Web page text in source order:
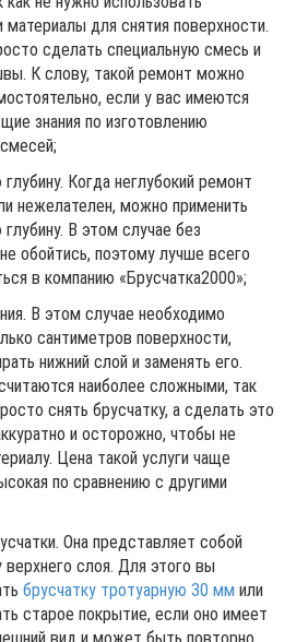
для снятия поверхности.
сделать специальную смесь и
К слову, такой ремонт можно
если у вас имеются
знания по изготовлению
Когда неглубокий ремонт
нежелателен, можно применить
В этом случае без
обойтись, поэтому лучше всего
в компанию «Брусчатка2000»;
В этом случае необходимо
сантиметров поверхности,
нижний слой и заменять его.
наиболее сложными, так
снять брусчатку, а сделать это
и осторожно, чтобы не
Цена такой услуги чаще
по сравнению с другими
Она представляет собой
слоя. Для этого вы
брусчатку тротуарную 30 мм или
старое покрытие, если оно имеет
вид и может быть повторно